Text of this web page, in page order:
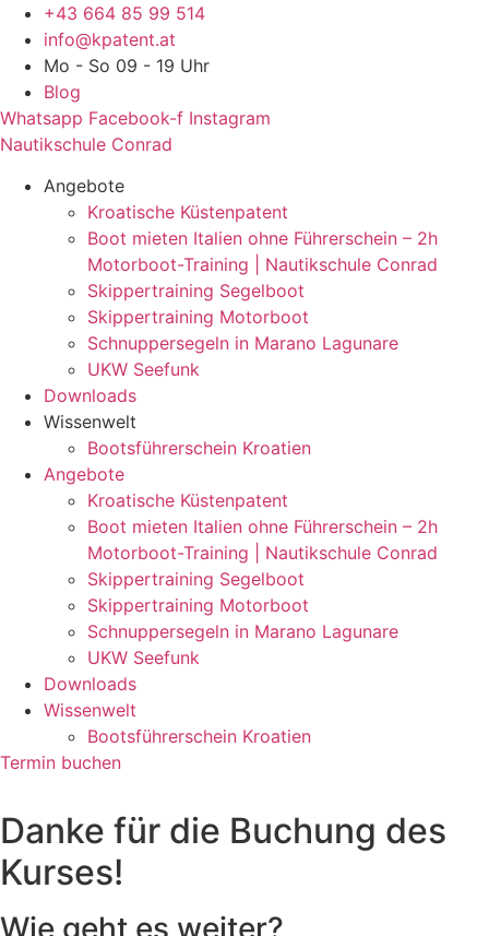
Zum
Inhalt
springen
+43 664 85 99 514
info@kpatent.at
Mo - So 09 - 19 Uhr
Blog
Whatsapp Facebook-f Instagram
Nautikschule Conrad
Angebote
Kroatische Küstenpatent
Boot mieten Italien ohne Führerschein – 2h
Motorboot-Training | Nautikschule Conrad
Skippertraining Segelboot
Skippertraining Motorboot
Schnuppersegeln in Marano Lagunare
UKW Seefunk
Downloads
Wissenwelt
Bootsführerschein Kroatien
Angebote
Kroatische Küstenpatent
Boot mieten Italien ohne Führerschein – 2h
Motorboot-Training | Nautikschule Conrad
Skippertraining Segelboot
Skippertraining Motorboot
Schnuppersegeln in Marano Lagunare
UKW Seefunk
Downloads
Wissenwelt
Bootsführerschein Kroatien
Termin buchen
Danke für die Buchung des
Kurses!